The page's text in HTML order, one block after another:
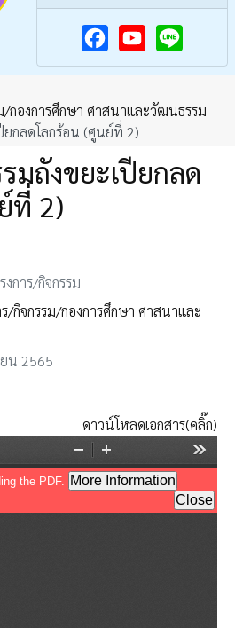
F
c
e
b
Y
u
T
u
/กองการศึกษา ศาสนาและวัฒนธรรม
ยกลดโลกร้อน (ศูนย์ที่ 2)
มถังขยะเปียกลด
ที่ 2)
งการ/กิจกรรม
ร/กิจกรรม/กองการศึกษา ศาสนาและ
น 2565
ดาวน์โหลดเอกสาร(คลิ๊ก)